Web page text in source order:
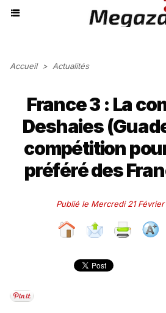
Accueil > Actualités
France 3 : La
Deshaies
compétition
préféré des
Publié le Mercredi 21